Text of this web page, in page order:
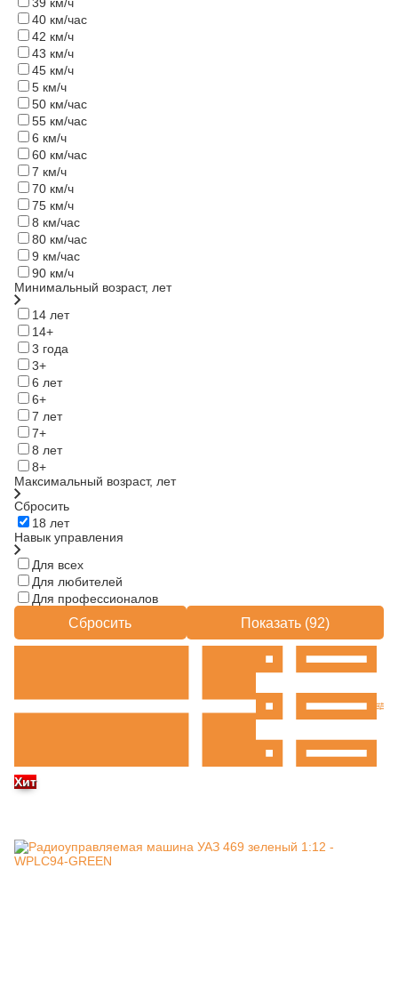
40 км/час
42 км/ч
43 км/ч
45 км/ч
5 км/ч
50 км/час
55 км/час
6 км/ч
60 км/час
7 км/ч
70 км/ч
75 км/ч
8 км/час
80 км/час
9 км/час
90 км/ч
Минимальный возраст, лет
14 лет
14+
3 года
3+
6 лет
6+
7 лет
7+
8 лет
8+
Максимальный возраст, лет
Сбросить
18 лет
Навык управления
Для всех
Для любителей
Для профессионалов
Сбросить Показать (92)
Хит